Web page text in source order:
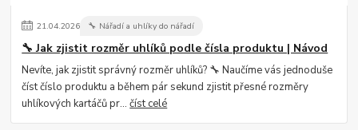
21.04.2026 🔧 Nářadí a uhlíky do nářadí
🔧 Jak zjistit rozměr uhlíků podle čísla produktu | Návod
Nevíte, jak zjistit správný rozměr uhlíků? 🔧 Naučíme vás jednoduše
číst číslo produktu a během pár sekund zjistit přesné rozměry
uhlíkových kartáčů pr...číst celé